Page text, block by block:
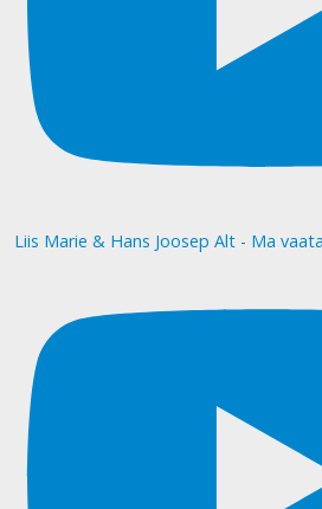
Liis Marie & Hans Joosep Alt - Ma